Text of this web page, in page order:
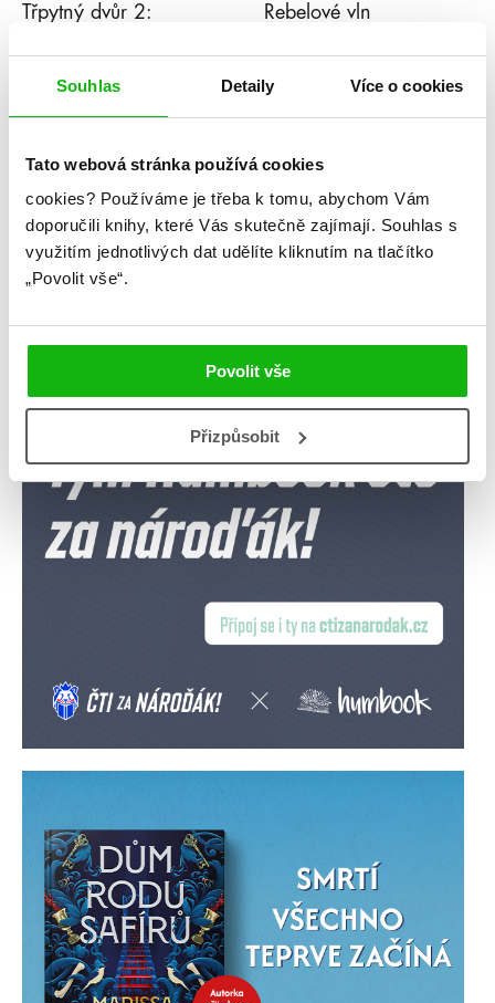
Souhlas Detaily Více o cookies
Tato webová stránka používá cookies
cookies? Používáme je třeba k tomu, abychom Vám
doporučili knihy, které Vás skutečně zajímají. Souhlas s
využitím jednotlivých dat udělíte kliknutím na tlačítko
„Povolit vše“.
Povolit vše
Přizpůsobit
Třpytný dvůr 2:
Rebelové vln
knihomoloviny kvízy podcast
rozhovory stahuj storki